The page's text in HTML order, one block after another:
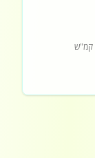
קמ"ש